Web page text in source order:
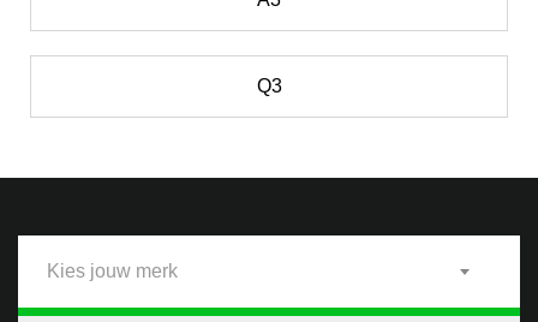
Q3
Kies jouw merk